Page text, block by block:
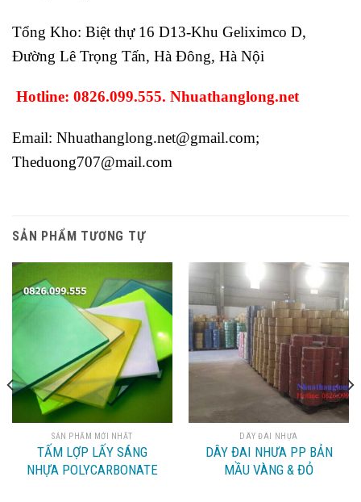
Tổng Kho: Biệt thự 16 D13-Khu Geliximco D,
Đường Lê Trọng Tấn, Hà Đông, Hà Nội
Hotline: 0826.099.555. Nhuathanglong.net
Email: Nhuathanglong.net@gmail.com;
Theduong707@mail.com
SẢN PHẨM TƯƠNG TỰ
SẢN PHẨM MỚI NHẤT
TẤM LỢP LẤY SÁNG
NHỰA POLYCARBONATE
DÂY ĐAI NHỰA
DÂY ĐAI NHƯA PP BẢN
MẦU VÀNG & ĐỎ